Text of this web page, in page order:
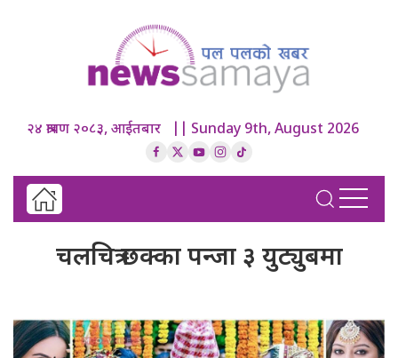
२४ श्रावण २०८३, आईतबार || Sunday 9th, August 2026
चलचित्र छक्का पन्जा ३ युट्युबमा